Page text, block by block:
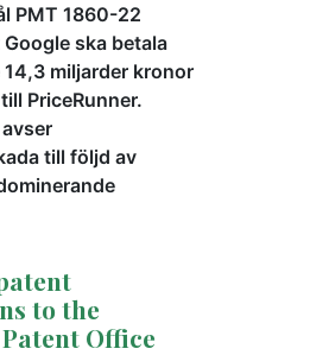
PMT 1860-22
ska betala
miljarder kronor
PriceRunner.
till följd av
to the
Office